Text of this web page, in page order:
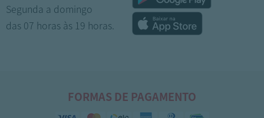
Segunda a domingo
das 07 horas às 19 horas.
FORMAS DE PAGAMENTO